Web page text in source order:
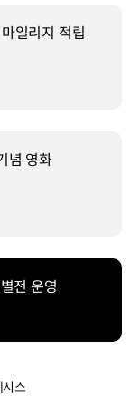
일리지 적립
념 영화
전 운영
스